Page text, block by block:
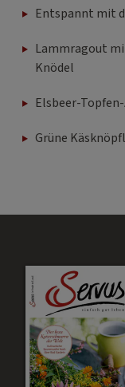
Entspannt mit
Lammragout
Knödel
Elsbeer-
Grüne